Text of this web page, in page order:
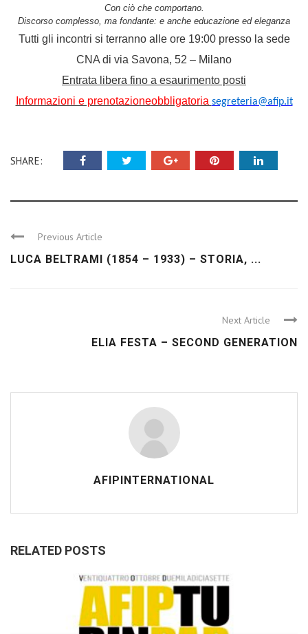
Con ciò che comportano.
Discorso complesso, ma fondante: e anche educazione ed eleganza
Tutti gli incontri si terranno alle ore 19:00 presso la sede
CNA di via Savona, 52 – Milano
Entrata libera fino a esaurimento posti
Informazioni e prenotazioneobbligatoria segreteria@afip.it
SHARE:
Previous Article
LUCA BELTRAMI (1854 – 1933) – STORIA, ...
Next Article
ELIA FESTA – SECOND GENERATION
AFIPINTERNATIONAL
RELATED POSTS